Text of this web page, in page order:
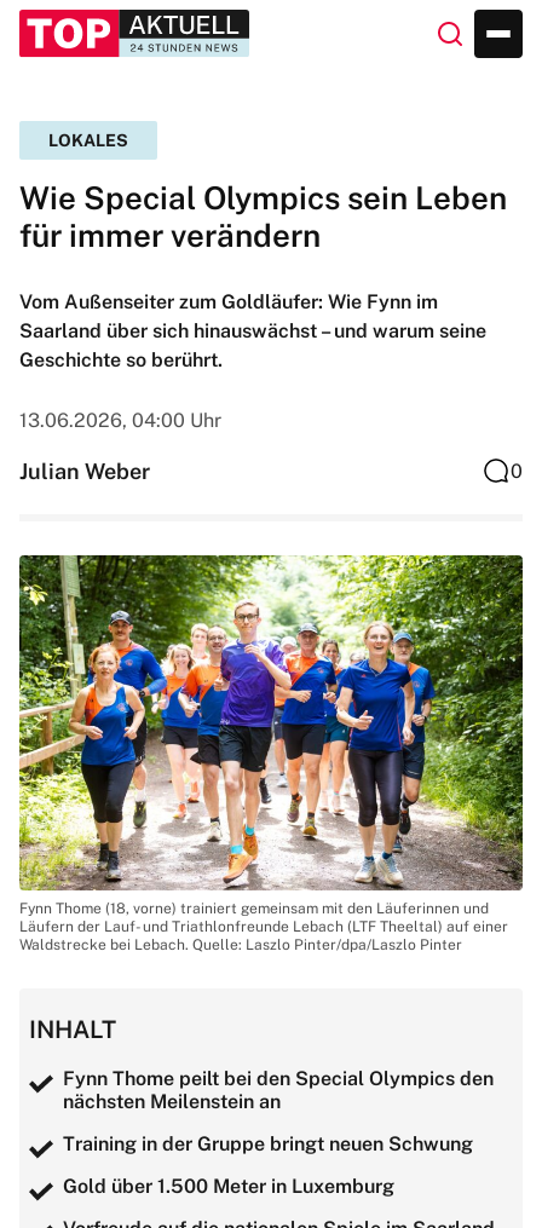
LOKALES
Wie Special Olympics sein Leben
für immer verändern
Vom Außenseiter zum Goldläufer: Wie Fynn im
Saarland über sich hinauswächst – und warum seine
Geschichte so berührt.
13.06.2026, 04:00 Uhr
Julian Weber 0
Fynn Thome (18, vorne) trainiert gemeinsam mit den Läuferinnen und
Läufern der Lauf- und Triathlonfreunde Lebach (LTF Theeltal) auf einer
Waldstrecke bei Lebach. Quelle: Laszlo Pinter/dpa/Laszlo Pinter
INHALT
Fynn Thome peilt bei den Special Olympics den
nächsten Meilenstein an
Training in der Gruppe bringt neuen Schwung
Gold über 1.500 Meter in Luxemburg